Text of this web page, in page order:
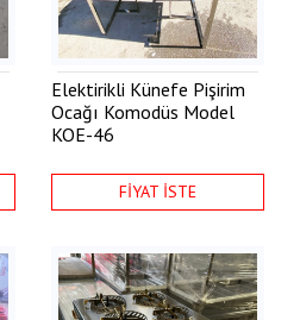
Elektirikli Künefe Pişirim
Ocağı Komodüs Model
KOE-46
FİYAT İSTE